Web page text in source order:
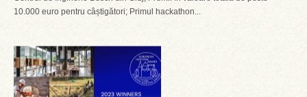
10.000 euro pentru câștigători; Primul hackathon...